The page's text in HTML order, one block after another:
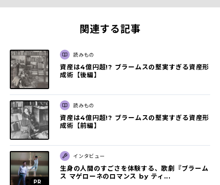
関連する記事
読みもの
資産は4億円超!? ブラームスの堅実すぎる資産形
成術【後編】
読みもの
資産は4億円超!? ブラームスの堅実すぎる資産形
成術【前編】
インタビュー
生身の人間のすごさを体験する、歌劇『ブラーム
ス マゲローネのロマンス by ティ...